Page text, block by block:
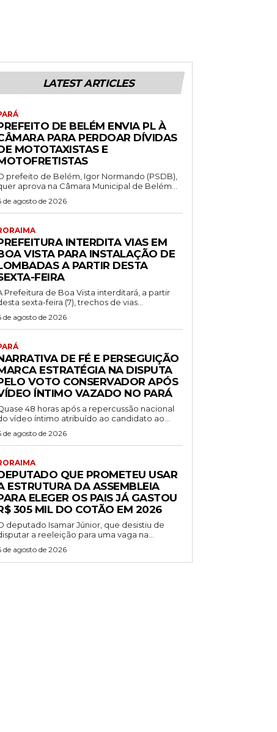
LATEST ARTICLES
DE BELÉM ENVIA PL À
PARA PERDOAR DÍVIDAS
MOTOTAXISTAS E
prefeito de Belém, Igor Normando (PSDB),
aprova na Câmara Municipal de Belém...
de agosto de 2026
INTERDITA VIAS EM
VISTA PARA INSTALAÇÃO DE
A PARTIR DESTA
FEIRA
Prefeitura de Boa Vista interditará, a partir
sexta-feira (7), trechos de vias...
de agosto de 2026
DE FÉ E PERSEGUIÇÃO
ESTRATÉGIA NA DISPUTA
VOTO CONSERVADOR APÓS
ÍNTIMO VAZADO NO PARÁ
48 horas após a repercussão nacional
vídeo íntimo atribuído ao candidato ao...
de agosto de 2026
QUE PROMETEU USAR
ESTRUTURA DA ASSEMBLEIA
ELEGER OS PAIS JÁ GASTOU
305 MIL DO COTÃO EM 2026
deputado Isamar Júnior, que desistiu de
a reeleição para uma vaga na...
de agosto de 2026